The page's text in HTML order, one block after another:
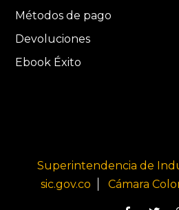
Métodos de pago
Devoluciones
Ebook Éxito
Superintendencia de
sic.gov.co
Cámara